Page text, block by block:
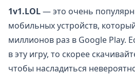
1v1.LOL— это очень
мобильных устройств,
миллионов раз в Google Play.
в эту игру, то скорее
чтобы насладиться